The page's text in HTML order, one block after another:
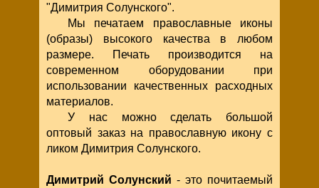
"Димитрия Солунского".
Мы печатаем православные иконы
(образы) высокого качества в любом
размере. Печать производится на
современном оборудовании при
использовании качественных расходных
материалов.
У нас можно сделать большой
оптовый заказ на православную икону с
ликом Димитрия Солунского.
Димитрий Солунский - это почитаемый